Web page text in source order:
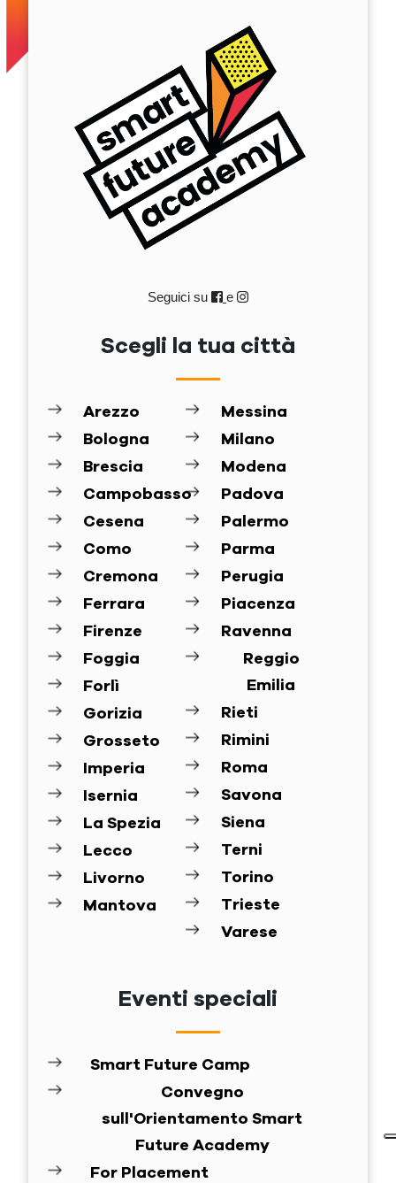
Seguici su e
Scegli la tua città
Arezzo
Bologna
Brescia
Campobasso
Cesena
Como
Cremona
Ferrara
Firenze
Foggia
Forlì
Gorizia
Grosseto
Imperia
Isernia
La Spezia
Lecco
Livorno
Mantova
Messina
Milano
Modena
Padova
Palermo
Parma
Perugia
Piacenza
Ravenna
Reggio
Emilia
Rieti
Rimini
Roma
Savona
Siena
Terni
Torino
Trieste
Varese
Eventi speciali
Smart Future Camp
Convegno
sull'Orientamento Smart
Future Academy
For Placement